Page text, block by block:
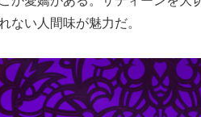
ない人間味が魅力だ。